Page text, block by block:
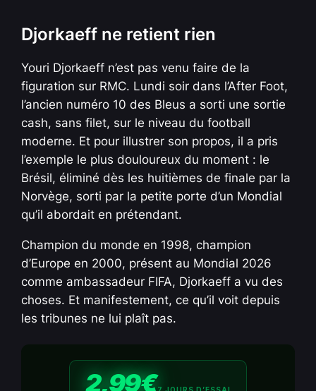
Djorkaeff ne retient rien
Youri Djorkaeff n’est pas venu faire de la
figuration sur RMC. Lundi soir dans l’After Foot,
l’ancien numéro 10 des Bleus a sorti une sortie
cash, sans filet, sur le niveau du football
moderne. Et pour illustrer son propos, il a pris
l’exemple le plus douloureux du moment : le
Brésil, éliminé dès les huitièmes de finale par la
Norvège, sorti par la petite porte d’un Mondial
qu’il abordait en prétendant.
Champion du monde en 1998, champion
d’Europe en 2000, présent au Mondial 2026
comme ambassadeur FIFA, Djorkaeff a vu des
choses. Et manifestement, ce qu’il voit depuis
les tribunes ne lui plaît pas.
2,99€